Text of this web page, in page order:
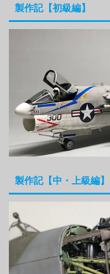
製作記【初級編】
製作記【中・上級編】